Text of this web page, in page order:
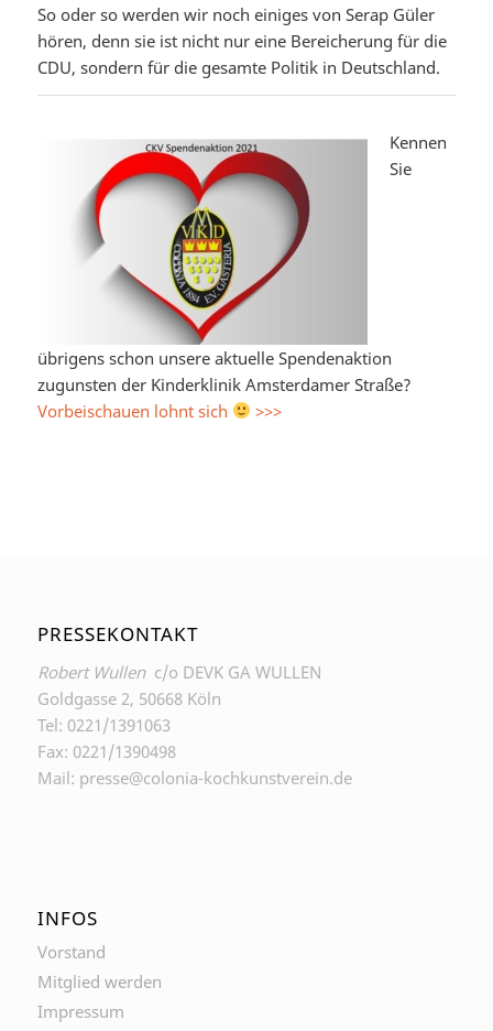
So oder so werden wir noch einiges von Serap Güler
hören, denn sie ist nicht nur eine Bereicherung für die
CDU, sondern für die gesamte Politik in Deutschland.
Kennen
Sie
übrigens schon unsere aktuelle Spendenaktion
zugunsten der Kinderklinik Amsterdamer Straße?
Vorbeischauen lohnt sich
>>>
PRESSEKONTAKT
Robert Wullen c/o DEVK GA WULLEN
Goldgasse 2, 50668 Köln
Tel: 0221/1391063
Fax: 0221/1390498
Mail: presse@colonia-kochkunstverein.de
INFOS
Vorstand
Mitglied werden
Impressum